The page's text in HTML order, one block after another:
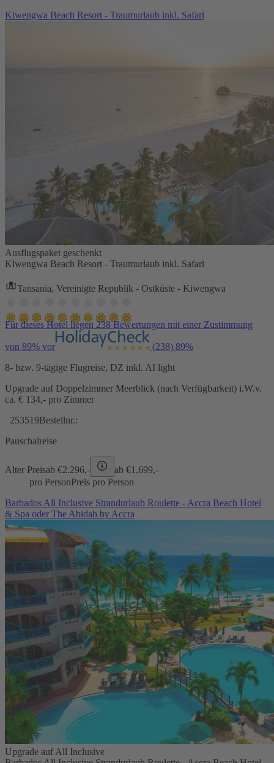
Kiwengwa Beach Resort - Traumurlaub inkl. Safari
Ausflugspaket geschenkt
Kiwengwa Beach Resort - Traumurlaub inkl. Safari
Tansania, Vereinigte Republik - Ostküste - Kiwengwa
Für dieses Hotel liegen 238 Bewertungen mit einer Zustimmung
von 89% vor (238) 89%
8- bzw. 9-tägige Flugreise, DZ inkl. AI light
Upgrade auf Doppelzimmer Meerblick (nach Verfügbarkeit) i.W.v.
ca. € 134,- pro Zimmer
253519Bestellnr.:
Pauschalreise
Alter Preisab €2.296,- ab €1.699,-
pro PersonPreis pro Person
Barbados All Inclusive Strandurlaub Roulette - Accra Beach Hotel
& Spa oder The Abidah by Accra
Upgrade auf All Inclusive